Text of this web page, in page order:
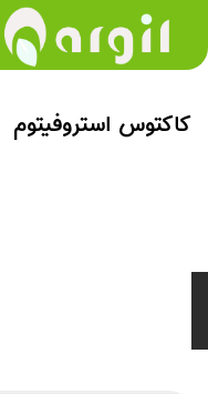
کاکتوس استروفیتوم